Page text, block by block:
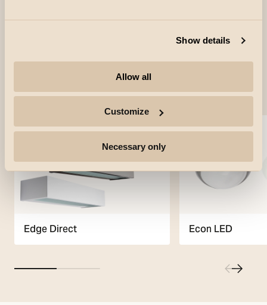
Show details
Allow all
Customize
Necessary only
Verwendete Produkte
Edge Direct Econ LED